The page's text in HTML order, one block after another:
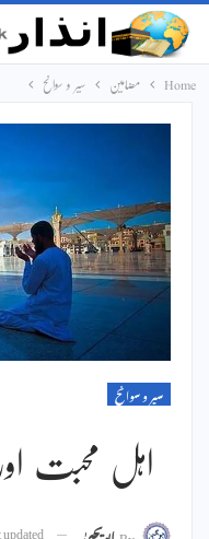
Home مضامین سیر و سوانح
سیر و سوانح
اہل محبت